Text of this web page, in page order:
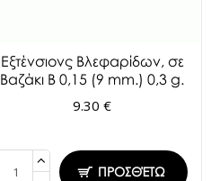
Εξτένσιονς Βλεφαρίδων, σε
Βαζάκι Β 0,15 (9 mm.) 0,3 g.
9.30 €
ΠΡΟΣΘΈΤΩ